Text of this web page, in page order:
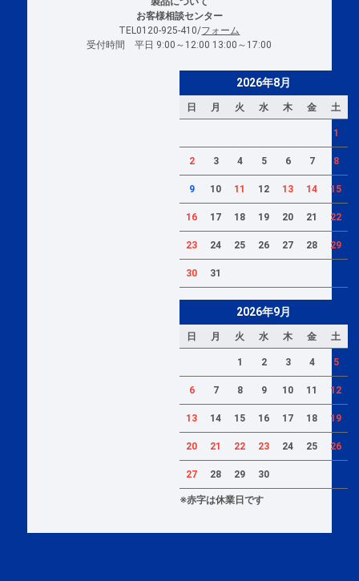
お客様相談センター
TEL0120-925-410/フォーム
受付時間 平日 9:00～12:00 13:00～17:00
2026年8月
日 月 火 水 木 金 土
1
2 3 4 5 6 7 8
9 10 11 12 13 14 15
16 17 18 19 20 21 22
23 24 25 26 27 28 29
30 31
2026年9月
日 月 火 水 木 金 土
1 2 3 4 5
6 7 8 9 10 11 12
13 14 15 16 17 18 19
20 21 22 23 24 25 26
27 28 29 30
※赤字は休業日です